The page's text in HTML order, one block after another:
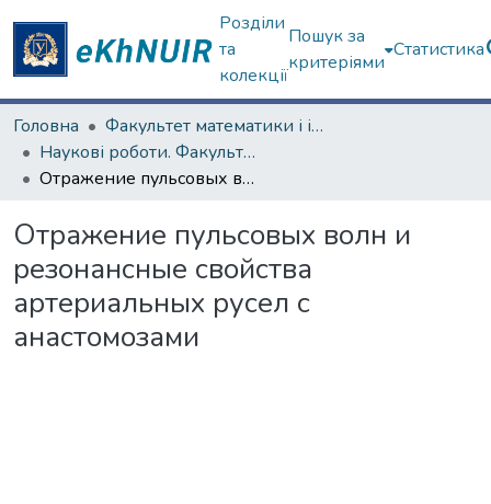
Розділи
та
колекції
Пошук за
критеріями
Статистика
Головна
Факультет математики і інформатики
Наукові роботи. Факультет математики і інформатики
Отражение пульсовых волн и резонансные свойства артериальных русел с анастомозами
Отражение пульсовых волн и
резонансные свойства
артериальных русел с
анастомозами